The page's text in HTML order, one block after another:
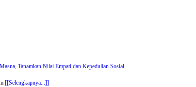
Tanamkan Nilai Empati dan Kepedulian Sosial
[[Selengkapnya...]]